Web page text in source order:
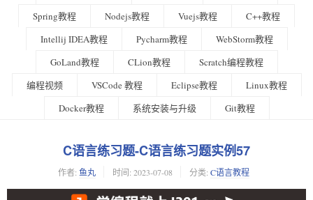
Spring教程
Nodejs教程 Vuejs教程
C++教程
Intellij IDEA教程
Pycharm教程
WebStorm教程
GoLand教程
CLion教程
Scratch编程教程
编程视频
VSCode 教程 Eclipse教程
Linux教程
Docker教程
系统安装与升级 Git教程
C语言练习题-C语言练习题实例57
作者: 鱼丸 时间: 2023-07-08 分类: C语言教程